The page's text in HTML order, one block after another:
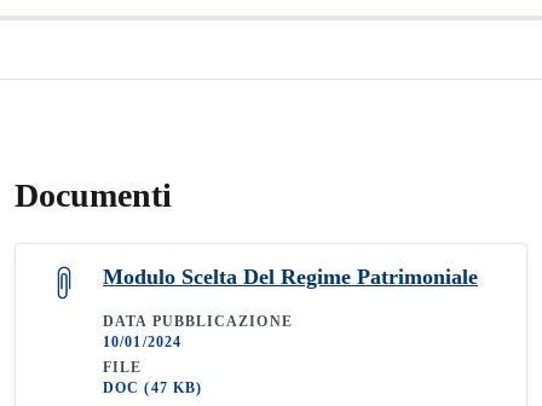
Documenti
Modulo Scelta Del Regime Patrimoniale
DATA PUBBLICAZIONE
10/01/2024
FILE
DOC(47 KB)